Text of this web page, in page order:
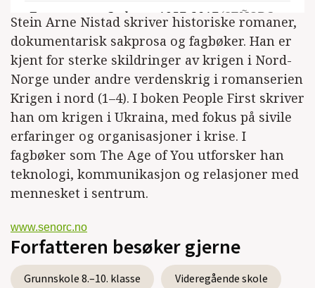
Fragmenter. Ordspor 1957-2017(SEÑORC,
2017)
Den tapte våren(SEÑORC, Roman, 2016)
Seks dager i april(SEÑORC, Roman, 2015)
The Age of You; how to understand and
benefit from social media and the
connected society (SEÑORC, Fagbok, 2013)
Katt i treet - hvor skal jeg gå? sosiale
Fagbok, 2012)
Nextradamus og andre netthistorier; den
Stein Arne Nistad skriver historiske romaner,
dokumentarisk sakprosa og fagbøker. Han er
kjent for sterke skildringer av krigen i Nord-
Norge under andre verdenskrig i romanserien
Krigen i nord (1–4). I boken People First skriver
han om krigen i Ukraina, med fokus på sivile
erfaringer og organisasjoner i krise. I
fagbøker som The Age of You utforsker han
teknologi, kommunikasjon og relasjoner med
mennesket i sentrum.
www.senorc.no
Forfatteren besøker gjerne
Grunnskole 8.–10. klasse Videregående skole